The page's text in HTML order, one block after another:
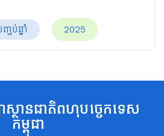
ប់ឆ្នាំ 2025
ថានជាតិពហុបច្ចេកទេស
កម្ពុជា